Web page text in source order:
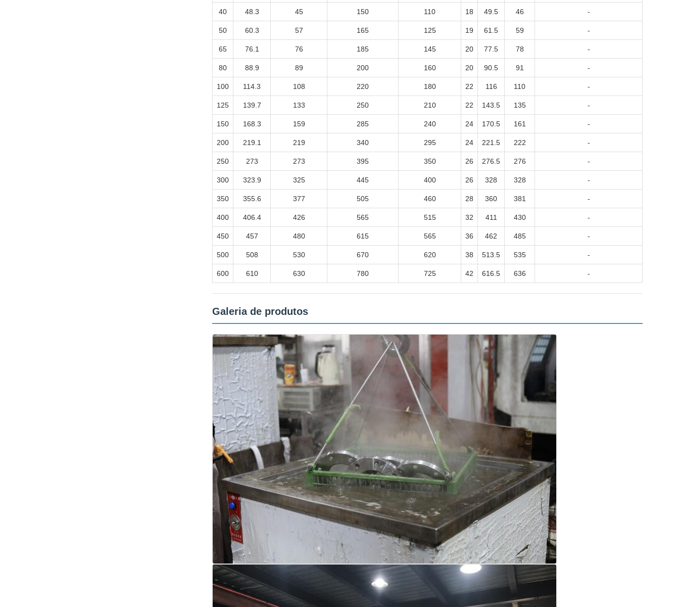
40 48.3 45 150 110 18 49.5 46 -
50 60.3 57 165 125 19 61.5 59 -
65 76.1 76 185 145 20 77.5 78 -
80 88.9 89 200 160 20 90.5 91 -
100 114.3 108 220 180 22 116 110 -
125 139.7 133 250 210 22 143.5 135 -
150 168.3 159 285 240 24 170.5 161 -
200 219.1 219 340 295 24 221.5 222 -
250 273 273 395 350 26 276.5 276 -
300 323.9 325 445 400 26 328 328 -
350 355.6 377 505 460 28 360 381 -
400 406.4 426 565 515 32 411 430 -
450 457 480 615 565 36 462 485 -
500 508 530 670 620 38 513.5 535 -
600 610 630 780 725 42 616.5 636 -
Galeria de produtos